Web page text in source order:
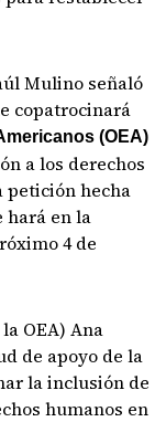
Mulino señaló
copatrocinará
(OEA)
a los derechos
petición hecha
hará en la
4 de
OEA) Ana
de apoyo de la
la inclusión de
humanos en